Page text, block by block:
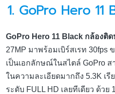
1. GoPro Hero 11
GoPro Hero 11 Black กล้องติ
27MP มาพร้อมเบิร์สเรท 30fps
เป็นเอกลักษณ์ในสไตล์ GoPro
ในความละเอียดมากถึง 5.3K เรี
ระดับ FULL HD เลยทีเดียว ด้วย